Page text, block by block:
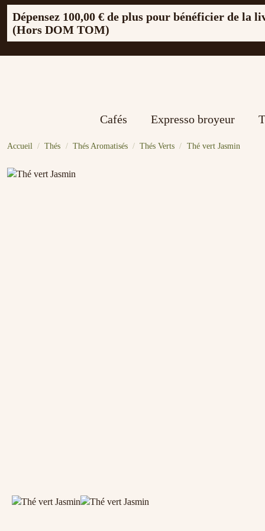
Dépensez 100,00 € de plus pour bénéficier de la
(Hors DOM TOM)
Cafés Expresso broyeur
Accueil Thés Thés Aromatisés Thés Verts Thé vert Jasmin